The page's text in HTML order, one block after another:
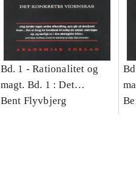
Bd. 1 -Rationalitet og
magt. Bd. 1 : Det
konkretes videnskab
Bent Flyvbjerg